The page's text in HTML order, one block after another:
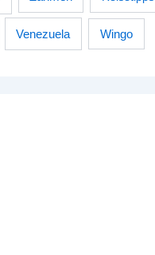
Venezuela Wingo